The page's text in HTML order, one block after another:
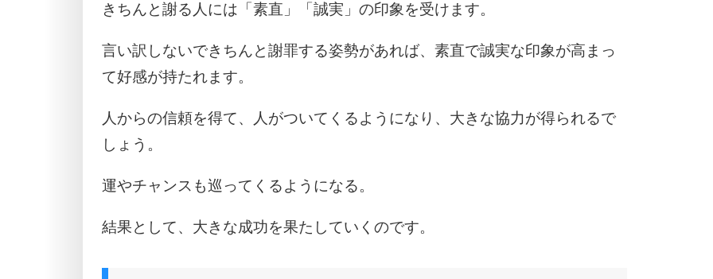
きちんと謝る人には「素直」「誠実」の印象を受けます。
言い訳しないできちんと謝罪する姿勢があれば、素直で誠実な印象が高まっ
て好感が持たれます。
人からの信頼を得て、人がついてくるようになり、大きな協力が得られるで
しょう。
運やチャンスも巡ってくるようになる。
結果として、大きな成功を果たしていくのです。